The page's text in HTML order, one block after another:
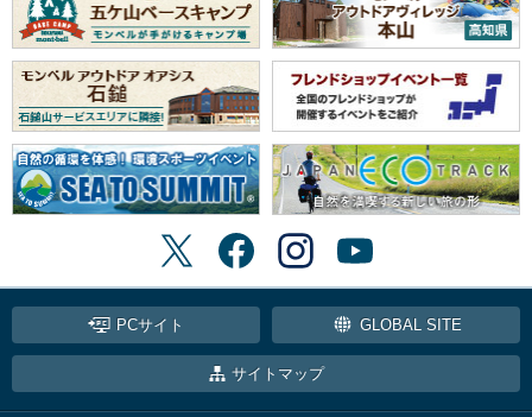
PCサイト GLOBAL SITE
サイトマップ